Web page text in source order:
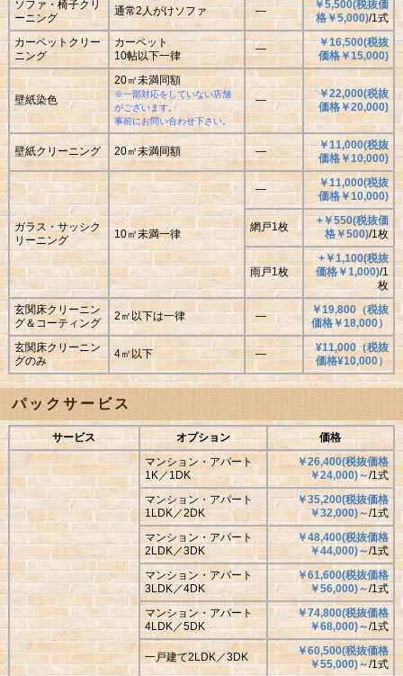
ソファ・椅子クリ
ーニング
通常2人がけソファ ―
￥5,500(税抜価
格￥5,000)/1式
カーペットクリー
ニング
カーペット
10帖以下一律
―
￥16,500(税抜
価格￥15,000)
壁紙染色
20㎡未満同額
※一部対応をしていない店舗
がございます。
事前にお問い合わせ下さい。
―
￥22,000(税抜
価格￥20,000)
壁紙クリーニング 20㎡未満同額 ―
￥11,000(税抜
価格￥10,000)
ガラス・サッシク
リーニング
10㎡未満一律
―
￥11,000(税抜
価格￥10,000)
網戸1枚
+￥550(税抜価
格￥500)/1枚
雨戸1枚
+￥1,100(税抜
価格￥1,000)/1
枚
玄関床クリーニン
グ＆コーティング
2㎡以下は一律 ―
￥19,800（税抜
価格￥18,000）
玄関床クリーニン
グのみ
4㎡以下 ―
¥11,000（税抜
価格¥10,000）
パックサービス
サービス オプション 価格
マンション・アパート
1K／1DK
￥26,400(税抜価格
￥24,000)～/1式
マンション・アパート
1LDK／2DK
￥35,200(税抜価格
￥32,000)～/1式
マンション・アパート
2LDK／3DK
￥48,400(税抜価格
￥44,000)～/1式
マンション・アパート
3LDK／4DK
￥61,600(税抜価格
￥56,000)～/1式
マンション・アパート
4LDK／5DK
￥74,800(税抜価格
￥68,000)～/1式
一戸建て2LDK／3DK ￥60,500(税抜価格
￥55,000)～/1式